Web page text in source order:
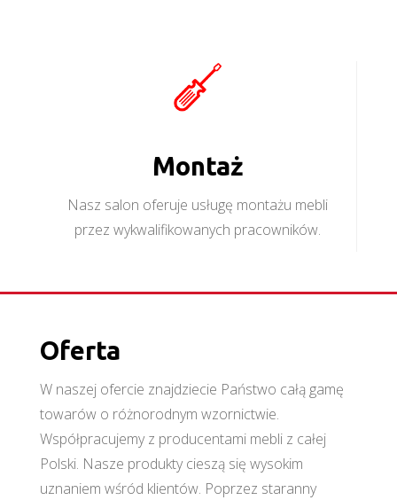
Montaż
Nasz salon oferuje usługę montażu mebli
przez wykwalifikowanych pracowników.
Oferta
W naszej ofercie znajdziecie Państwo całą gamę
towarów o różnorodnym wzornictwie.
Współpracujemy z producentami mebli z całej
Polski. Nasze produkty cieszą się wysokim
uznaniem wśród klientów. Poprzez staranny